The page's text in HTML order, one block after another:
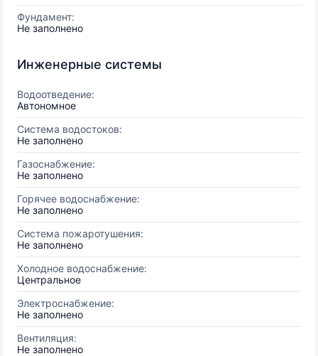
Фундамент:
Не заполнено
Инженерные системы
Водоотведение:
Автономное
Система водостоков:
Не заполнено
Газоснабжение:
Не заполнено
Горячее водоснабжение:
Не заполнено
Система пожаротушения:
Не заполнено
Холодное водоснабжение:
Центральное
Электроснабжение:
Не заполнено
Вентиляция:
Не заполнено